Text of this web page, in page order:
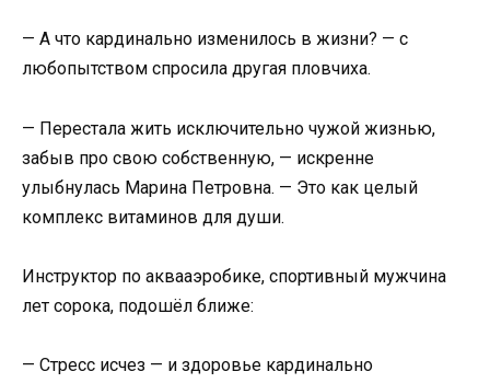
— А что кардинально изменилось в жизни? — с
любопытством спросила другая пловчиха.
— Перестала жить исключительно чужой жизнью,
забыв про свою собственную, — искренне
улыбнулась Марина Петровна. — Это как целый
комплекс витаминов для души.
Инструктор по аквааэробике, спортивный мужчина
лет сорока, подошёл ближе:
— Стресс исчез — и здоровье кардинально